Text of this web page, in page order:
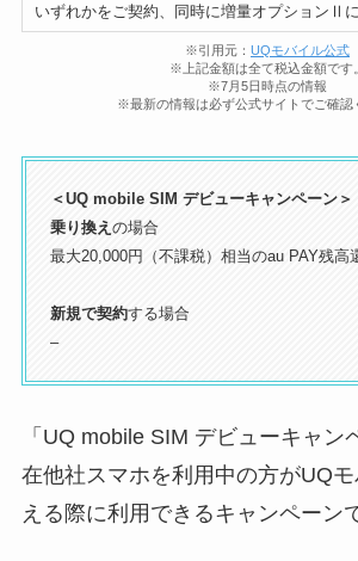
いずれかをご契約、同時に増量オプションⅡ
※引用元： UQモバイル公式
※上記金額は全て税込金額です。
※7月5日時点の情報
※最新の情報は必ず公式サイトでご確認
＜UQ mobile SIM デビューキャンペーン＞
乗り換えの場合
最大20,000円（不課税）相当のau PAY残高
新規で契約する場合
–
「UQ mobile SIM デビューキャン
在他社スマホを利用中の方がUQ
える際に利用できるキャンペーン